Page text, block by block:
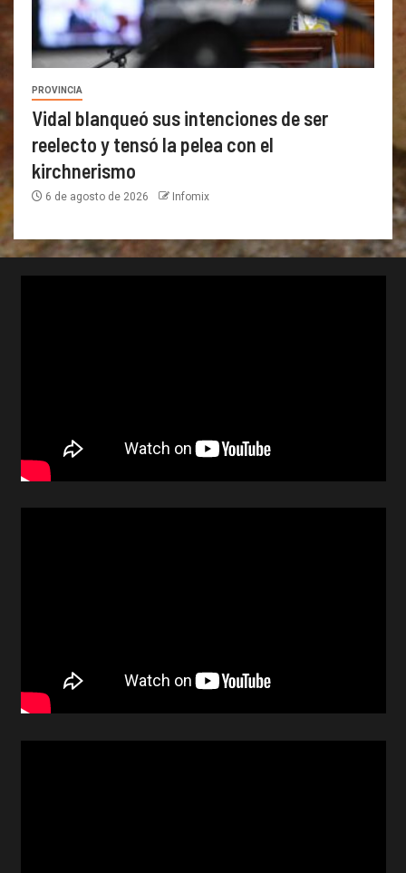
PROVINCIA
Vidal blanqueó sus intenciones de ser
reelecto y tensó la pelea con el
kirchnerismo
6 de agosto de 2026 Infomix